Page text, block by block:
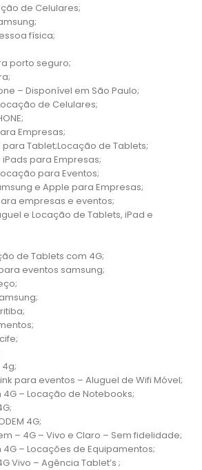
de Celulares;
física;
porto seguro;
– Disponível em São Paulo;
de Celulares;
Empresas;
Tablet;Locação de Tablets;
para Empresas;
para Eventos;
e Apple para Empresas;
empresas e eventos;
e Locação de Tablets, iPad e
de Tablets com 4G;
eventos samsung;
para eventos – Aluguel de Wifi Móvel;
– Locação de Notebooks;
4G;
– 4G – Vivo e Claro – Sem fidelidade;
– Locações de Equipamentos;
Vivo – Agência Tablet’s ;